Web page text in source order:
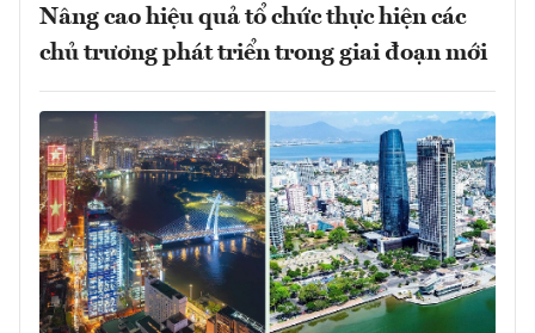
Nâng cao hiệu quả tổ chức thực hiện các
chủ trương phát triển trong giai đoạn mới